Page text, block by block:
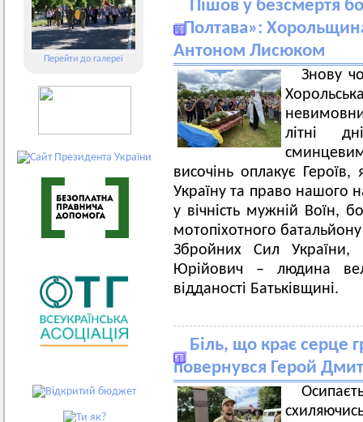
Перейти до галереї
Пішов у безсмертя
«Полтава»:
Антоном Лисюком
Знову
літні
височінь оплакує Героїв,
Україну та право нашого
у вічність мужній Воїн,
мотопіхотного
Збройних Сил
Юрійович – людина
відданості Батьківщині.
Біль, що крає серце
повернувся Герой